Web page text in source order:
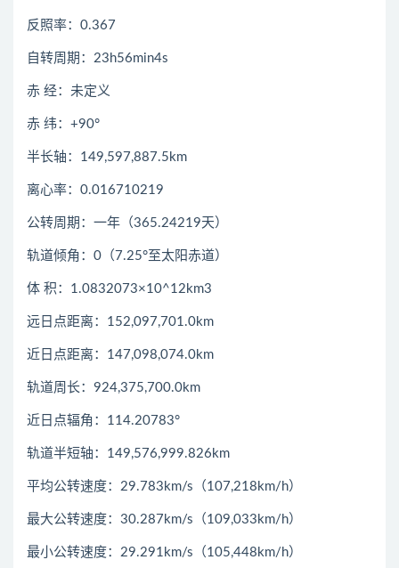
反照率：0.367
自转周期：23h56min4s
赤 经：未定义
赤 纬：+90°
半长轴：149,597,887.5km
离心率：0.016710219
公转周期：一年（365.24219天）
轨道倾角：0（7.25°至太阳赤道）
体 积：1.0832073×10^12km3
远日点距离：152,097,701.0km
近日点距离：147,098,074.0km
轨道周长：924,375,700.0km
近日点辐角：114.20783°
轨道半短轴：149,576,999.826km
平均公转速度：29.783km/s（107,218km/h）
最大公转速度：30.287km/s（109,033km/h）
最小公转速度：29.291km/s（105,448km/h）